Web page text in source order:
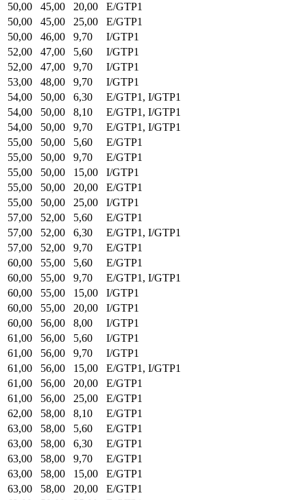
50,00
45,00 20,00
E/GTP1
50,00
45,00 25,00
E/GTP1
50,00
46,00 9,70
I/GTP1
52,00
47,00 5,60
I/GTP1
52,00
47,00 9,70
I/GTP1
53,00
48,00 9,70
I/GTP1
54,00
50,00 6,30
E/GTP1, I/GTP1
54,00
50,00 8,10
E/GTP1, I/GTP1
54,00
50,00 9,70
E/GTP1, I/GTP1
55,00
50,00 5,60
E/GTP1
55,00
50,00 9,70
E/GTP1
55,00
50,00 15,00
I/GTP1
55,00
50,00 20,00
E/GTP1
55,00
50,00 25,00
I/GTP1
57,00
52,00 5,60
E/GTP1
57,00
52,00 6,30
E/GTP1, I/GTP1
57,00
52,00 9,70
E/GTP1
60,00
55,00 5,60
E/GTP1
60,00
55,00 9,70
E/GTP1, I/GTP1
60,00
55,00 15,00
I/GTP1
60,00
55,00 20,00
I/GTP1
60,00
56,00 8,00
I/GTP1
61,00
56,00 5,60
I/GTP1
61,00
56,00 9,70
I/GTP1
61,00
56,00 15,00
E/GTP1, I/GTP1
61,00
56,00 20,00
E/GTP1
61,00
56,00 25,00
E/GTP1
62,00
58,00 8,10
E/GTP1
63,00
58,00 5,60
E/GTP1
63,00
58,00 6,30
E/GTP1
63,00
58,00 9,70
E/GTP1
63,00
58,00 15,00
E/GTP1
63,00
58,00 20,00
E/GTP1